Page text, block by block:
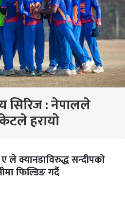
सिरिज : नेपालले
हरायो
ले क्यानडाविरुद्ध सन्दीपको
फिल्डिङ गर्दै